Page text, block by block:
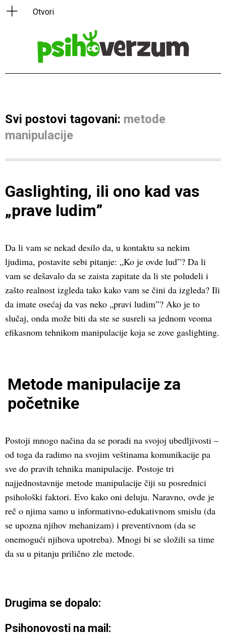
Svi postovi tagovani: metode
manipulacije
Gaslighting, ili ono kad vas
„prave ludim”
Da li vam se nekad desilo da, u kontaktu sa nekim
ljudima, postavite sebi pitanje: „Ko je ovde lud”? Da li
vam se dešavalo da se zaista zapitate da li ste poludeli i
zašto realnost izgleda tako kako vam se čini da izgleda? Ili
da imate osećaj da vas neko „pravi ludim”? Ako je to
slučaj, onda može biti da ste se susreli sa jednom veoma
efikasnom tehnikom manipulacije koja se zove gaslighting.
Metode manipulacije za
početnike
Postoji mnogo načina da se poradi na svojoj ubedljivosti –
od toga da radimo na svojim veštinama komunikacije pa
sve do pravih tehnika manipulacije. Postoje tri
najjednostavnije metode manipulacije čiji su posrednici
psihološki faktori. Evo kako oni deluju. Naravno, ovde je
reč o njima samo u informativno-edukativnom smislu (da
se upozna njihov mehanizam) i preventivnom (da se
onemogući njihova upotreba). Mnogi bi se složili sa time
da su u pitanju prilično zle metode.
Drugima se dopalo:
Psihonovosti na mail: